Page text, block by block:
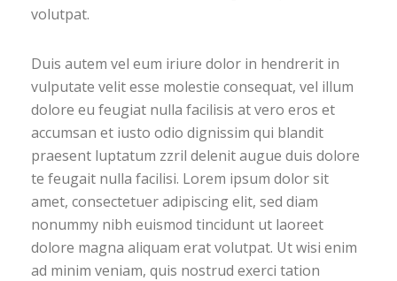
volutpat.
Duis autem vel eum iriure dolor in hendrerit in
vulputate velit esse molestie consequat, vel illum
dolore eu feugiat nulla facilisis at vero eros et
accumsan et iusto odio dignissim qui blandit
praesent luptatum zzril delenit augue duis dolore
te feugait nulla facilisi. Lorem ipsum dolor sit
amet, consectetuer adipiscing elit, sed diam
nonummy nibh euismod tincidunt ut laoreet
dolore magna aliquam erat volutpat. Ut wisi enim
ad minim veniam, quis nostrud exerci tation